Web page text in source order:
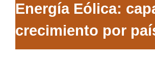
Energía Eólica:
crecimiento por